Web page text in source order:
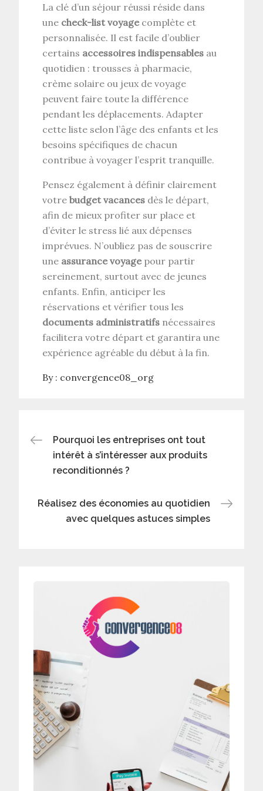
La clé d’un séjour réussi réside dans
une check-list voyagecomplète et
personnalisée. Il est facile d’oublier
certains accessoires indispensables au
quotidien : trousses à pharmacie,
crème solaire ou jeux de voyage
peuvent faire toute la différence
pendant les déplacements. Adapter
cette liste selon l’âge des enfants et les
besoins spécifiques de chacun
contribue à voyager l’esprit tranquille.
Pensez également à définir clairement
votrebudget vacances dès le départ,
afin de mieux profiter sur place et
d’éviter le stress lié aux dépenses
imprévues. N’oubliez pas de souscrire
une assurance voyagepour partir
sereinement, surtout avec de jeunes
enfants. Enfin, anticiper les
réservations et vérifier tous les
documents administratifs nécessaires
facilitera votre départ et garantira une
expérience agréable du début à la fin.
By : convergence08_org
Navigation
de
l’article
Pourquoi les entreprises ont tout
intérêt à s’intéresser aux produits
reconditionnés ?
Réalisez des économies au quotidien
avec quelques astuces simples